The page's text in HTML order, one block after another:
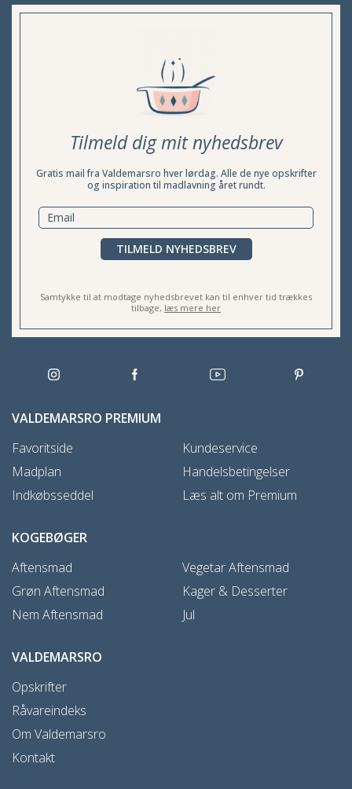
Tilmeld dig mit nyhedsbrev
Gratis mail fra Valdemarsro hver lørdag. Alle de nye opskrifter
og inspiration til madlavning året rundt.
TILMELD NYHEDSBREV
Samtykke til at modtage nyhedsbrevet kan til enhver tid trækkes
tilbage, læs mere her
VALDEMARSRO PREMIUM
Favoritside
Madplan
Indkøbsseddel
Kundeservice
Handelsbetingelser
Læs alt om Premium
KOGEBØGER
Aftensmad
Grøn Aftensmad
Nem Aftensmad
Vegetar Aftensmad
Kager & Desserter
Jul
VALDEMARSRO
Opskrifter
Råvareindeks
Om Valdemarsro
Kontakt